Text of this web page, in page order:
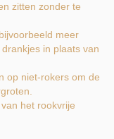
zitten zonder te
meer
in plaats van
op niet-rokers om de
het rookvrije